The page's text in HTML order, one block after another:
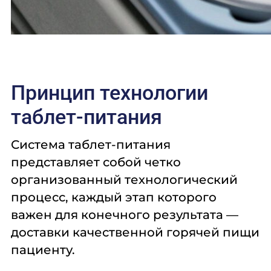
Принцип технологии
таблет-питания
Система таблет-питания
представляет собой четко
организованный технологический
процесс, каждый этап которого
важен для конечного результата —
доставки качественной горячей пищи
пациенту.